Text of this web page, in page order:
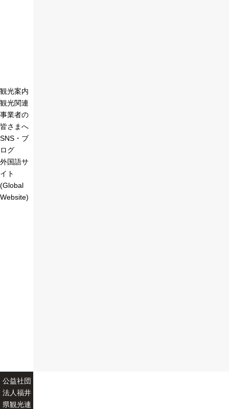
観光案内
観光関連
事業者の
皆さまへ
SNS・ブ
ログ
外国語サ
イト
(Global
Website)
公益社団
法人福井
県観光連